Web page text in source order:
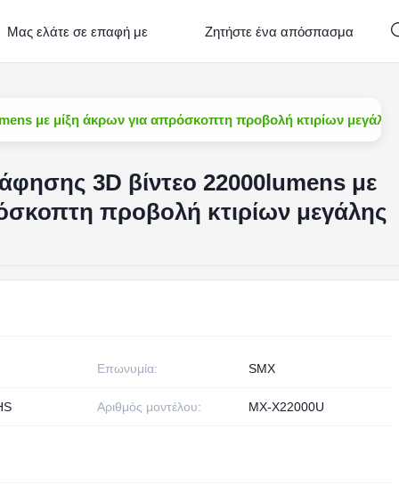
Μας ελάτε σε επαφή με Ζητήστε ένα απόσπασμα
με μίξη άκρων για απρόσκοπτη προβολή κτιρίων
3D βίντεο 22000lumens με
προβολή κτιρίων μεγάλης
Επωνυμία: SMX
Αριθμός μοντέλου: MX-X22000U